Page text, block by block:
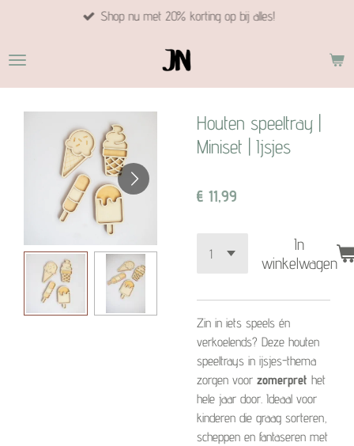
naar
hoofdinhoud
Shop nu met 20% korting op bij alles!
Houten speeltray |
Miniset | Ijsjes
€ 11,99
In
winkelwagen
Zin in iets speels én
verkoelends? Deze houten
speeltrays in ijsjes-thema
zorgen voor zomerpret het
hele jaar door. Ideaal voor
kinderen die graag sorteren,
scheppen en fantaseren met